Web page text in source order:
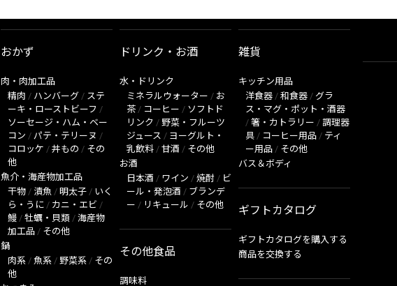
おかず
肉・肉加工品
精肉 / ハンバーグ / ステ
ーキ・ローストビーフ /
ソーセージ・ハム・ベー
コン / パテ・テリーヌ /
コロッケ / 丼もの / その
他
魚介・海産物加工品
干物 / 漬魚 / 明太子 / いく
ら・うに / カニ・エビ /
鰻 / 牡蠣・貝類 / 海産物
加工品 / その他
鍋
肉系 / 魚系 / 野菜系 / その
他
ドリンク・お酒
水・ドリンク
ミネラルウォーター / お
茶 / コーヒー / ソフトド
リンク / 野菜・フルーツ
ジュース / ヨーグルト・
乳飲料 / 甘酒 / その他
お酒
日本酒 / ワイン / 焼酎 / ビ
ール・発泡酒 / ブランデ
ー / リキュール / その他
その他食品
調味料
雑貨
キッチン用品
洋食器 / 和食器 / グラ
ス・マグ・ポット・酒器
/ 箸・カトラリー / 調理器
具 / コーヒー用品 / ティ
ー用品 / その他
バス＆ボディ
ギフトカタログ
ギフトカタログを購入する
商品を交換する